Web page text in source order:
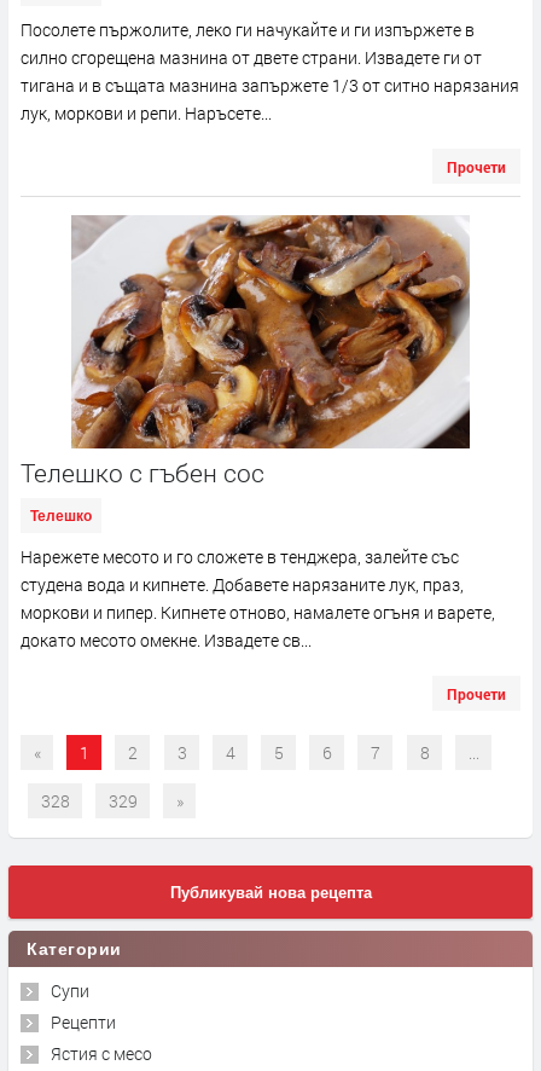
Посолете пържолите, леко ги начукайте и ги изпържете в
силно сгорещена мазнина от двете страни. Извадете ги от
тигана и в същата мазнина запържете 1/3 от ситно нарязания
лук, моркови и репи. Наръсете...
Прочети
Телешко с гъбен сос
Телешко
Нарежете месото и го сложете в тенджера, залейте със
студена вода и кипнете. Добавете нарязаните лук, праз,
моркови и пипер. Кипнете отново, намалете огъня и варете,
докато месото омекне. Извадете св...
Прочети
« 1 2 3 4 5 6 7 8 ...
328 329 »
Публикувай нова рецепта
Категории
Супи
Рецепти
Ястия с месо